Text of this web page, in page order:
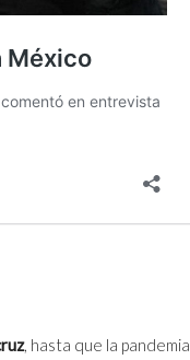
, hasta que la pandemia